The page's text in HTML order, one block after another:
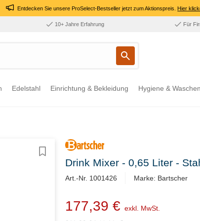
Entdecken Sie unsere ProSelect-Bestseller jetzt zum Aktionspreis.Hier
10+ Jahre Erfahrung Für
Edelstahl Einrichtung & Bekleidung Hygiene & Waschen
Drink Mixer - 0,65 Liter -
Art.-Nr. 1001426 Marke: Bartscher
177,39 € exkl. MwSt.